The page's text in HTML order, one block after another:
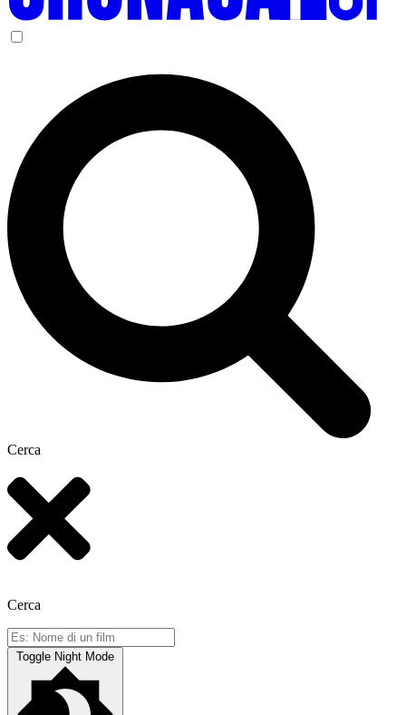
Cerca
Cerca
Toggle Night Mode